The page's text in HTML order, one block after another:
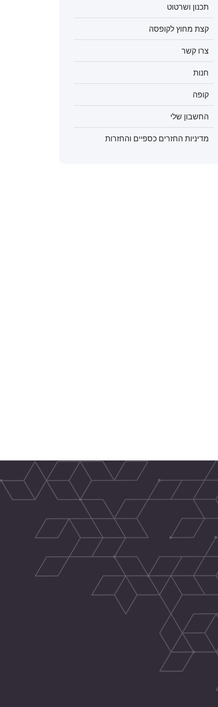
תכנון ושרטוט
קצת מחוץ לקופסה
צרו קשר
חנות
קופה
החשבון שלי
מדיניות החזרים כספיים והחזרות